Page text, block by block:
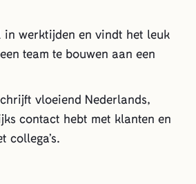
in werktijden en vindt het leuk
team te bouwen aan een
vloeiend Nederlands,
contact hebt met klanten en
collega’s.